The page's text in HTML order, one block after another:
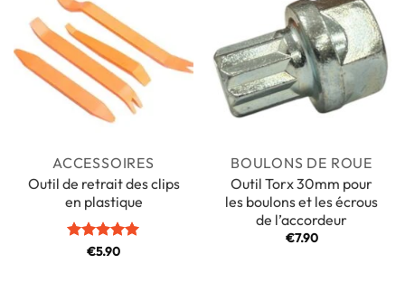
ACCESSOIRES
Outil de retrait des clips
en plastique
Note5sur
€5.90
BOULONS DE ROUE
Outil Torx 30mm pour
les boulons et les écrous
de l’accordeur
€7.90